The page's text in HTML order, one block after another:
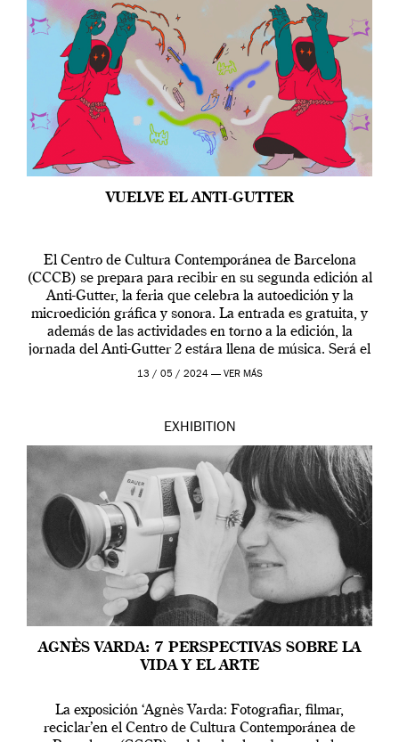
VUELVE EL ANTI-GUTTER
El Centro de Cultura Contemporánea de Barcelona
(CCCB) se prepara para recibir en su segunda edición al
Anti-Gutter, la feria que celebra la autoedición y la
microedición gráfica y sonora. La entrada es gratuita, y
además de las actividades en torno a la edición, la
jornada del Anti-Gutter 2 estára llena de música. Será el
[…]
13 / 05 / 2024 — VER MÁS
EXHIBITION
AGNÈS VARDA: 7 PERSPECTIVAS SOBRE LA
VIDA Y EL ARTE
La exposición ‘Agnès Varda: Fotografiar, filmar,
reciclar’en el Centro de Cultura Contemporánea de